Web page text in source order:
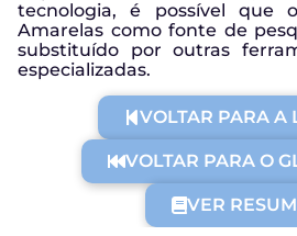
tecnologia, é possível que
Amarelas como fonte de
substituído por outras
especializadas.
VOLTAR PARA A
VOLTAR PARA O
VER